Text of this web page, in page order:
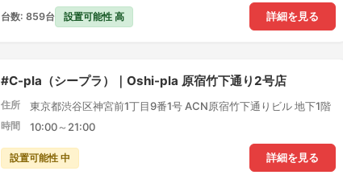
詳細を見る
台数: 859台 設置可能性 高
#C-pla（シープラ）｜Oshi-pla 原宿竹下通り2号店
住所 東京都渋谷区神宮前1丁目9番1号 ACN原宿竹下通りビル 地下1階
時間 10:00～21:00
詳細を見る
設置可能性 中